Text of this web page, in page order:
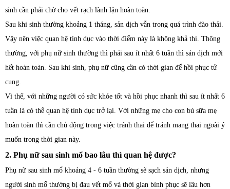
sinh cần phải chờ cho vết rạch lành lặn hoàn toàn.
Sau khi sinh thường khoảng 1 tháng, sản dịch vẫn trong quá trình đào thải.
Vậy nên việc quan hệ tình dục vào thời điểm này là không khả thi. Thông
thường, với phụ nữ sinh thường thì phải sau ít nhất 6 tuần thì sản dịch mới
hết hoàn toàn. Sau khi sinh, phụ nữ cũng cần có thời gian để hồi phục tử
cung.
Vì thế, với những người có sức khỏe tốt và hồi phục nhanh thì sau ít nhất 6
tuần là có thể quan hệ tình dục trở lại. Với những mẹ cho con bú sữa mẹ
hoàn toàn thì cần chủ động trong việc tránh thai để tránh mang thai ngoài ý
muốn trong thời gian này.
2. Phụ nữ sau sinh mổ bao lâu thì quan hệ được?
Phụ nữ sau sinh mổ khoảng 4 - 6 tuần thường sẽ sạch sản dịch, nhưng
người sinh mổ thường bị đau vết mổ và thời gian bình phục sẽ lâu hơn